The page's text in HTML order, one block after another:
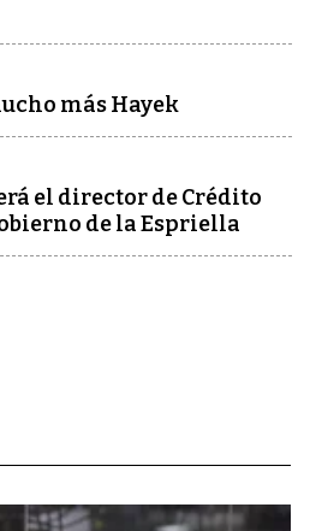
más Hayek
el director de Crédito
de la Espriella